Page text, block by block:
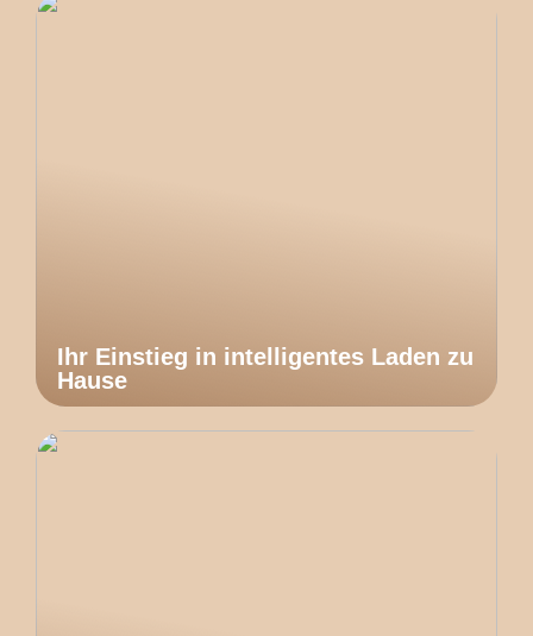
Ihr Einstieg in intelligentes Laden zu
Hause